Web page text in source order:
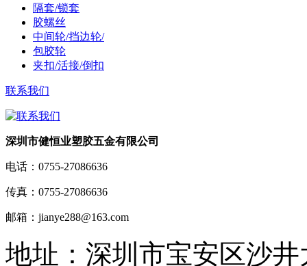
隔套/锁套
胶螺丝
中间轮/挡边轮/
包胶轮
夹扣/活接/倒扣
联系我们
深圳市健恒业塑胶五金有限公司
电话： 0755-27086636
传真： 0755-27086636
邮箱： jianye288@163.com
地址： 深圳市宝安区沙